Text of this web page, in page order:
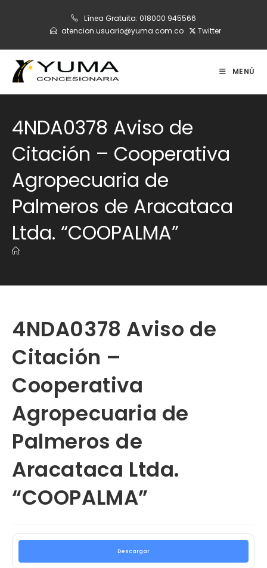
Línea Gratuita: 018000 945566
atencion.usuario@yuma.com.co
Twitter
MENÚ
4NDA0378 Aviso de
Citación – Cooperativa
Agropecuaria de
Palmeros de Aracataca
Ltda. “COOPALMA”
4NDA0378 Aviso de
Citación –
Cooperativa
Agropecuaria de
Palmeros de
Aracataca Ltda.
“COOPALMA”
Descargar